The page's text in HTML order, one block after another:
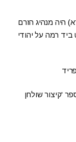
היה מנהיג הזרם
רמה על יהודי
'קיצור שולחן